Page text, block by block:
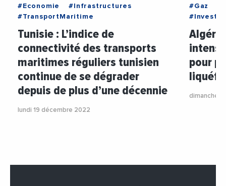
#Economie
#Infrastructures
#TransportMaritime
Tunisie : L’indice de
connectivité des transports
maritimes réguliers tunisien
continue de se dégrader
depuis de plus d’une décennie
lundi 19 décembre 2022
#Gaz
pour
dimanche